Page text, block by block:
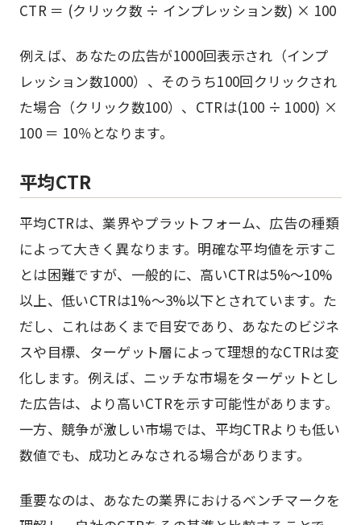
CTR ＝ (クリック数 ÷ インプレッション数) × 100
例えば、あなたの広告が1000回表示され（インプ
レッション数1000）、そのうち100回クリックされ
た場合（クリック数100）、CTRは(100 ÷ 1000) ×
100 ＝ 10％となります。
平均CTR
平均CTRは、業界やプラットフォーム、広告の種類
によって大きく異なります。明確な平均値を示すこ
とは困難ですが、一般的に、高いCTRは5%～10%
以上、低いCTRは1%～3%以下とされています。た
だし、これはあくまで目安であり、あなたのビジネ
スや目標、ターゲット層によって理想的なCTRは変
化します。例えば、ニッチな市場をターゲットとし
た広告は、より高いCTRを示す可能性があります。
一方、競争が激しい市場では、平均CTRよりも低い
数値でも、成功とみなされる場合があります。
重要なのは、あなたの業界におけるベンチマークを